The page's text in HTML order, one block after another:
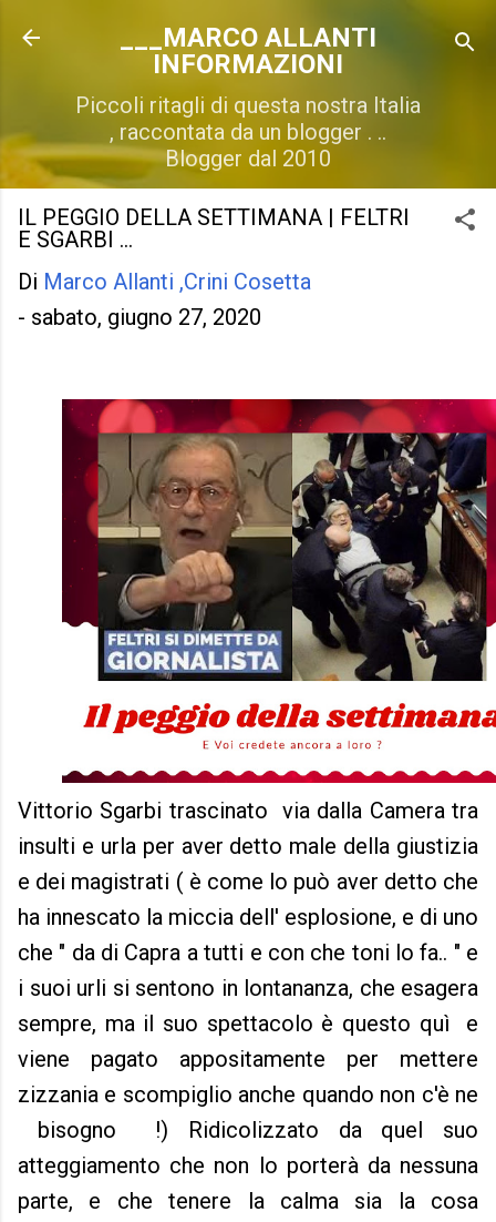
Passa ai contenuti principali
___MARCO ALLANTI
INFORMAZIONI
Piccoli ritagli di questa nostra Italia
, raccontata da un blogger . ..
Blogger dal 2010
IL PEGGIO DELLA SETTIMANA | FELTRI
E SGARBI ...
Di Marco Allanti ,Crini Cosetta
- sabato, giugno 27, 2020
Vittorio Sgarbi trascinato via dalla Camera tra
insulti e urla per aver detto male della giustizia
e dei magistrati ( è come lo può aver detto che
ha innescato la miccia dell' esplosione, e di uno
che " da di Capra a tutti e con che toni lo fa.. " e
i suoi urli si sentono in lontananza, che esagera
sempre, ma il suo spettacolo è questo quì e
viene pagato appositamente per mettere
zizzania e scompiglio anche quando non c'è ne
bisogno !) Ridicolizzato da quel suo
atteggiamento che non lo porterà da nessuna
parte, e che tenere la calma sia la cosa